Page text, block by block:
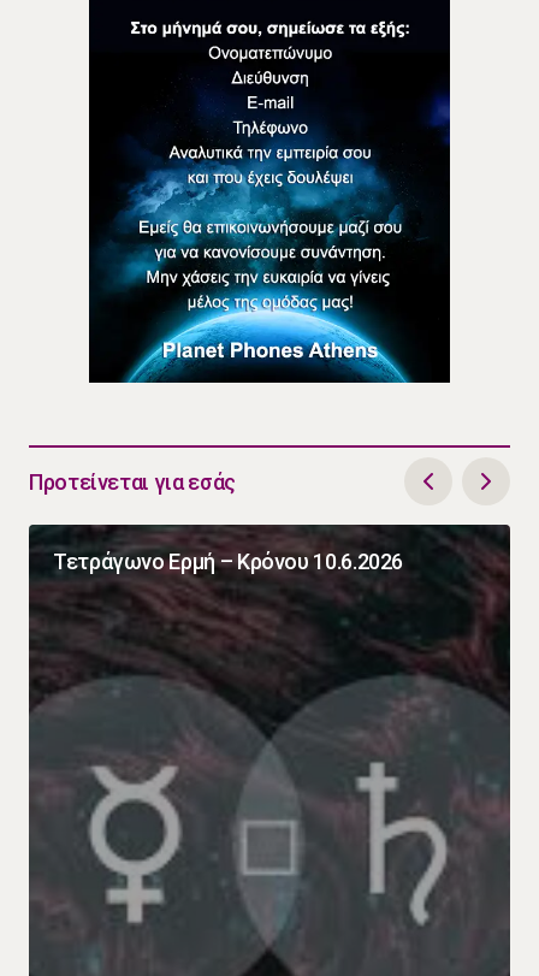
Προτείνεται για εσάς
Τετράγωνο Ερμή – Κρόνου 10.6.2026